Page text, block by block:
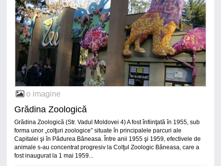
o imagine
Grădina Zoologică
Grădina Zoologică (Str. Vadul Moldovei 4) A fost înfiinţată în 1955, sub
forma unor „colţuri zoologice” situate în principalele parcuri ale
Capitalei şi în Pădurea Băneasa. Între anii 1955 şi 1959, efectivele de
animale s-au concentrat progresiv la Colţul Zoologic Băneasa, care a
fost inaugurat la 1 mai 1959...